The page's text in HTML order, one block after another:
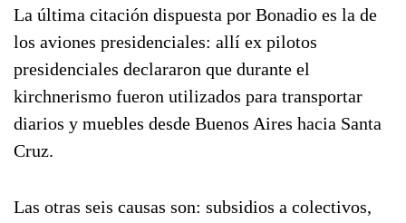
La última citación dispuesta por Bonadio es la de
los aviones presidenciales: allí ex pilotos
presidenciales declararon que durante el
kirchnerismo fueron utilizados para transportar
diarios y muebles desde Buenos Aires hacia Santa
Cruz.
Las otras seis causas son: subsidios a colectivos,